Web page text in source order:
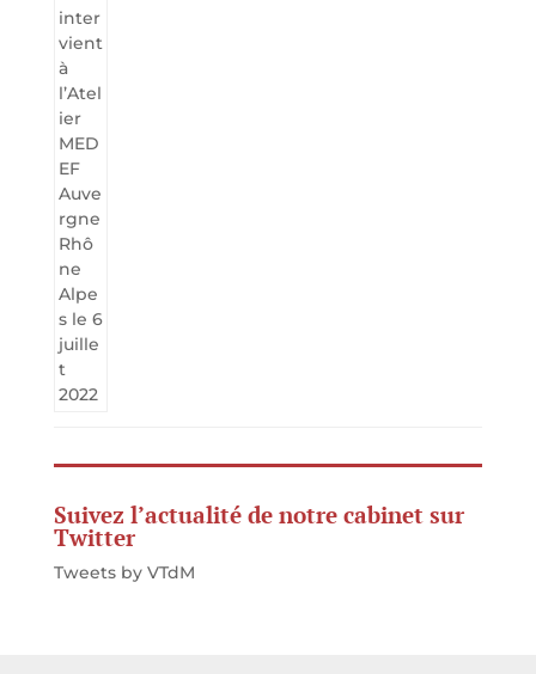
Suivez l’actualité de notre cabinet sur
Twitter
Tweets by VTdM